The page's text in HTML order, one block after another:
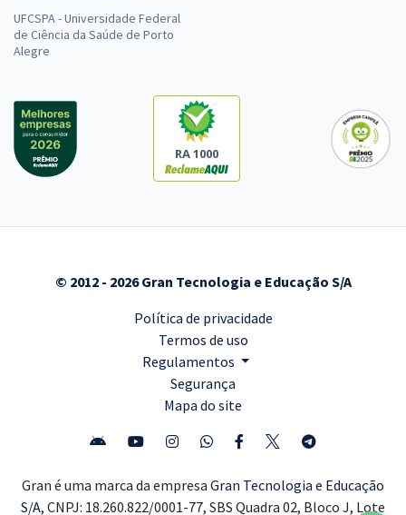
UFCSPA - Universidade Federal
de Ciência da Saúde de Porto
Alegre
RA 1000
© 2012 - 2026 Gran Tecnologia e Educação S/A
Política de privacidade
Termos de uso
Regulamentos
Segurança
Mapa do site
Gran é uma marca da empresa Gran Tecnologia e Educação
S/A, CNPJ: 18.260.822/0001-77, SBS Quadra 02, Bloco J, Lote